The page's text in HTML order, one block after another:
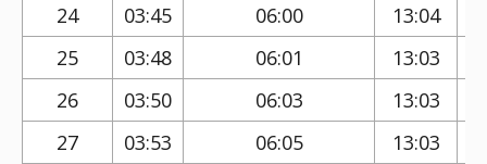
24
03:45 06:00 13:04
25
03:48 06:01 13:03
26
03:50 06:03 13:03
27
03:53 06:05 13:03